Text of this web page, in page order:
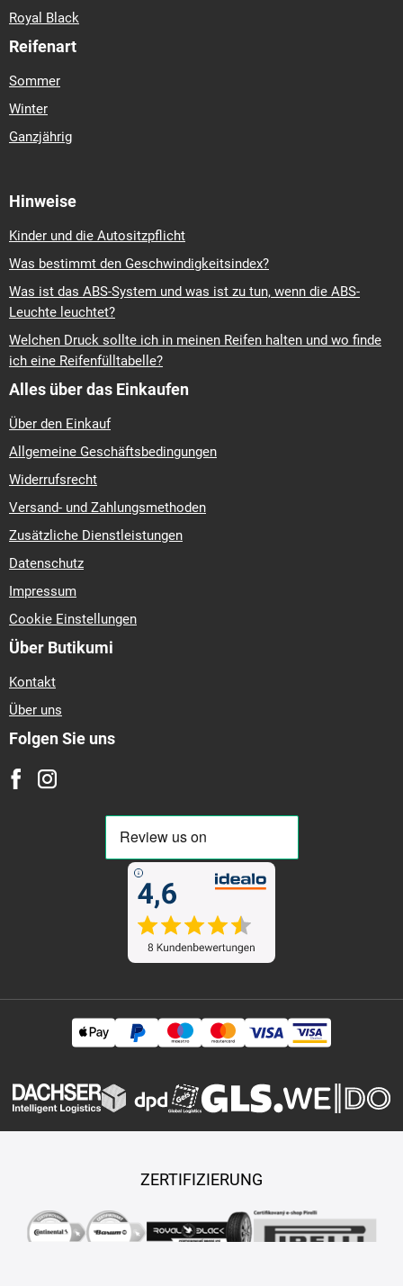
Royal Black
Reifenart
Sommer
Winter
Ganzjährig
Hinweise
Kinder und die Autositzpflicht
Was bestimmt den Geschwindigkeitsindex?
Was ist das ABS-System und was ist zu tun, wenn die ABS-
Leuchte leuchtet?
Welchen Druck sollte ich in meinen Reifen halten und wo finde
ich eine Reifenfülltabelle?
Alles über das Einkaufen
Über den Einkauf
Allgemeine Geschäftsbedingungen
Widerrufsrecht
Versand- und Zahlungsmethoden
Zusätzliche Dienstleistungen
Datenschutz
Impressum
Cookie Einstellungen
Über Butikumi
Kontakt
Über uns
Folgen Sie uns
ZERTIFIZIERUNG